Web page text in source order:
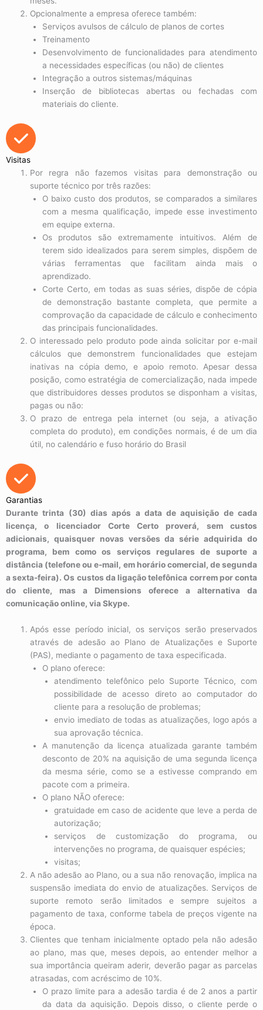
Opcionalmente a empresa oferece também:
Serviços avulsos de cálculo de planos de cortes
Treinamento
Desenvolvimento de funcionalidades para atendimento
a necessidades específicas (ou não) de clientes
Integração a outros sistemas/máquinas
Inserção de bibliotecas abertas ou fechadas com
materiais do cliente.
Visitas
Por regra não fazemos visitas para demonstração ou
suporte técnico por três razões:
O baixo custo dos produtos, se comparados a similares
com a mesma qualificação, impede esse investimento
em equipe externa.
Os produtos são extremamente intuitivos. Além de
terem sido idealizados para serem simples, dispõem de
várias ferramentas que facilitam ainda mais o
aprendizado.
Corte Certo, em todas as suas séries, dispõe de cópia
de demonstração bastante completa, que permite a
comprovação da capacidade de cálculo e conhecimento
das principais funcionalidades.
O interessado pelo produto pode ainda solicitar por e-mail
cálculos que demonstrem funcionalidades que estejam
inativas na cópia demo, e apoio remoto. Apesar dessa
posição, como estratégia de comercialização, nada impede
que distribuidores desses produtos se disponham a visitas,
pagas ou não:
O prazo de entrega pela internet (ou seja, a ativação
completa do produto), em condições normais, é de um dia
útil, no calendário e fuso horário do Brasil
Garantias
Durante trinta (30) dias após a data de aquisição de cada
licença, o licenciador Corte Certo proverá, sem custos
adicionais, quaisquer novas versões da série adquirida do
programa, bem como os serviços regulares de suporte a
distância (telefone ou e-mail, em horário comercial, de segunda
a sexta-feira). Os custos da ligação telefônica correm por conta
do cliente, mas a Dimensions oferece a alternativa da
comunicação online, via Skype.
Após esse período inicial, os serviços serão preservados
através de adesão ao Plano de Atualizações e Suporte
(PAS), mediante o pagamento de taxa especificada.
O plano oferece:
atendimento telefônico pelo Suporte Técnico, com
possibilidade de acesso direto ao computador do
cliente para a resolução de problemas;
envio imediato de todas as atualizações, logo após a
sua aprovação técnica.
A manutenção da licença atualizada garante também
desconto de 20% na aquisição de uma segunda licença
da mesma série, como se a estivesse comprando em
pacote com a primeira.
O plano NÃO oferece:
gratuidade em caso de acidente que leve a perda de
autorização;
serviços de customização do programa, ou
intervenções no programa, de quaisquer espécies;
visitas;
A não adesão ao Plano, ou a sua não renovação, implica na
suspensão imediata do envio de atualizações. Serviços de
suporte remoto serão limitados e sempre sujeitos a
pagamento de taxa, conforme tabela de preços vigente na
época.
Clientes que tenham inicialmente optado pela não adesão
ao plano, mas que, meses depois, ao entender melhor a
sua importância queiram aderir, deverão pagar as parcelas
atrasadas, com acréscimo de 10%.
O prazo limite para a adesão tardia é de 2 anos a partir
da data da aquisição. Depois disso, o cliente perde o